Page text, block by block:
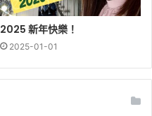
2025 新年快樂！
2025-01-01